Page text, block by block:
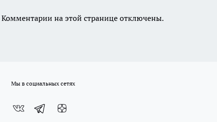
Комментарии на этой странице отключены.
Мы в социальных сетях